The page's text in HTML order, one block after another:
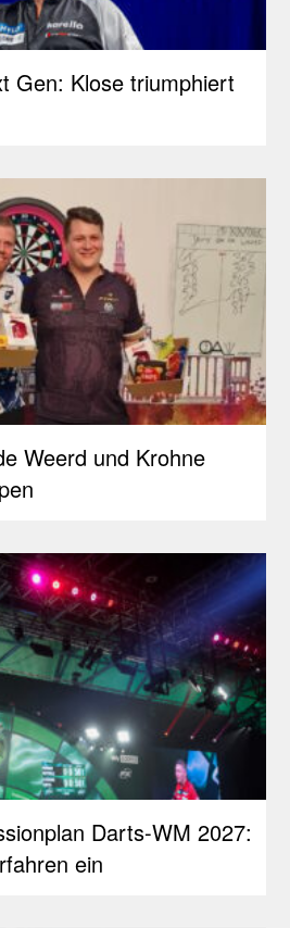
Gen: Klose triumphiert
Weerd und Krohne
Darts-WM 2027:
ein